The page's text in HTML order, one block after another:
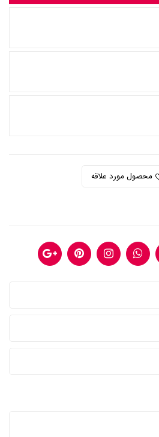
محصول مورد علاقه